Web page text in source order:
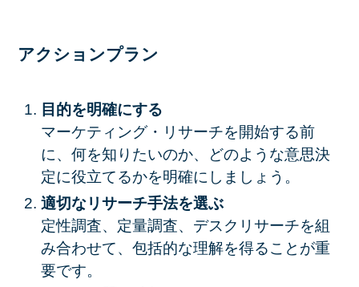
アクションプラン
目的を明確にする
マーケティング・リサーチを開始する前
に、何を知りたいのか、どのような意思決
定に役立てるかを明確にしましょう。
適切なリサーチ手法を選ぶ
定性調査、定量調査、デスクリサーチを組
み合わせて、包括的な理解を得ることが重
要です。